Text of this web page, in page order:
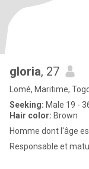
gloria, 27
Lomé, Maritime,
Seeking: Male 19 -
Hair color: Brown
Homme dont l'âge
Responsable et